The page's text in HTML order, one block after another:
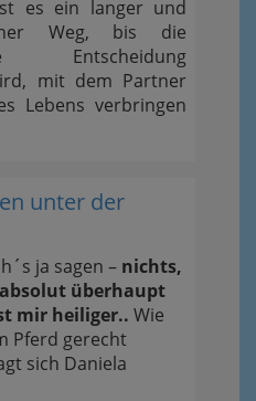
es ein langer und
Weg, bis die
Entscheidung
mit dem Partner
Lebens verbringen
unter der
ja sagen – nichts,
überhaupt
mir heiliger.. Wie
Pferd gerecht
sich Daniela